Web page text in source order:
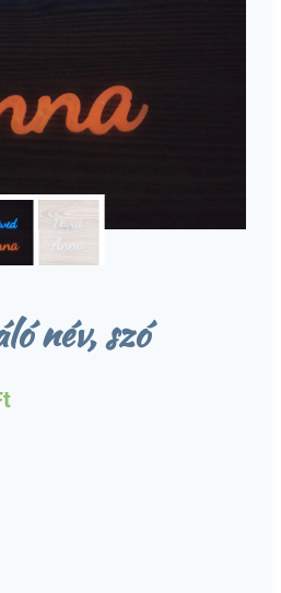
név, szó